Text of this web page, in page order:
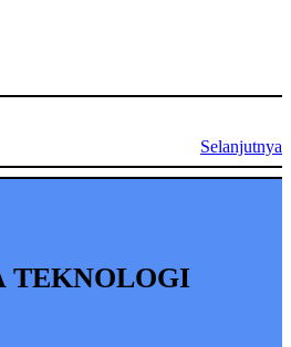
Selanjutnya
TEKNOLOGI